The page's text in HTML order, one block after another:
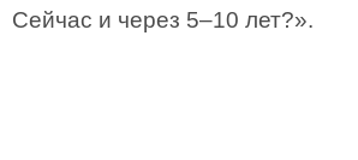
Сейчас и через 5–10 лет?».